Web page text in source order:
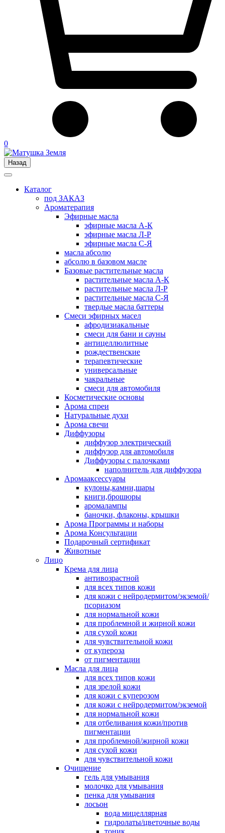
0
Назад
Каталог
под ЗАКАЗ
Ароматерапия
Эфирные масла
эфирные масла А-К
эфирные масла Л-Р
эфирные масла С-Я
масла абсолю
абсолю в базовом масле
Базовые растительные масла
растительные масла А-К
растительные масла Л-Р
растительные масла С-Я
твердые масла баттеры
Cмеси эфирных масел
афродизиакальные
смеси для бани и сауны
антицеллюлитные
рождественские
терапевтические
универсальные
чакральные
смеси для автомобиля
Косметические основы
Арома спреи
Натуральные духи
Арома свечи
Диффузоры
диффузор электрический
диффузор для автомобиля
Диффузоры с палочками
наполнитель для диффузора
Аромааксессуары
кулоны,камни,шары
книги,брошюры
аромалампы
баночки, флаконы, крышки
Арома Программы и наборы
Арома Консультации
Подарочный сертификат
Животные
Лицо
Крема для лица
антивозрастной
для всех типов кожи
для кожи с нейродермитом/экземой/
псориазом
для нормальной кожи
для проблемной и жирной кожи
для сухой кожи
для чувствительной кожи
от купероза
от пигментации
Масла для лица
для всех типов кожи
для зрелой кожи
для кожи с куперозом
для кожи с нейродермитом/экземой
для нормальной кожи
для отбеливания кожи/против
пигментации
для проблемной/жирной кожи
для сухой кожи
для чувствительной кожи
Очищение
гель для умывания
молочко для умывания
пенка для умывания
лосьон
вода мицеллярная
гидролаты/цветочные воды
тоник